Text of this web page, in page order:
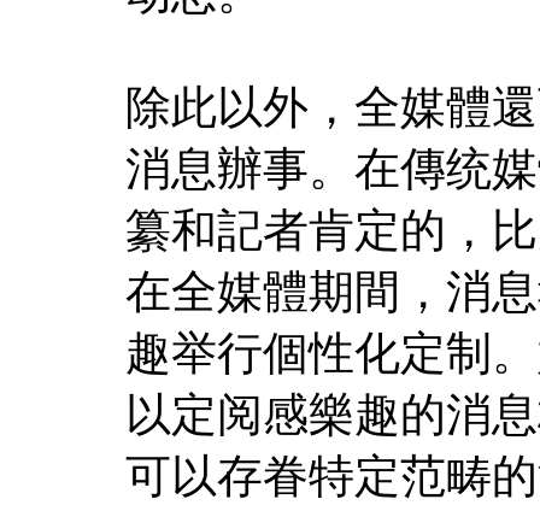
除此以外，全媒體
消息辦事。在傳统
纂和記者肯定的，
在全媒體期間，消
趣举行個性化定制
以定阅感樂趣的消
可以存眷特定范畴